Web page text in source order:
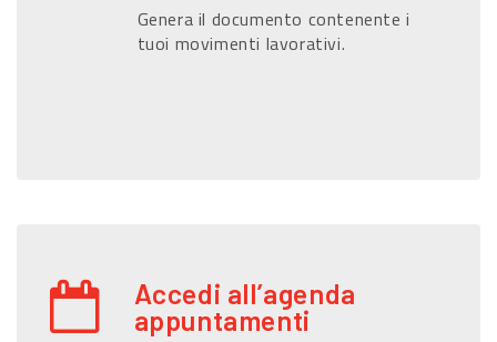
Genera il documento contenente i
tuoi movimenti lavorativi.
Accedi all’agenda
appuntamenti